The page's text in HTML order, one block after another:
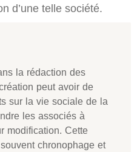
d’une telle société.
la rédaction des
peut avoir de
sur la vie sociale de la
les associés à
modification. Cette
chronophage et